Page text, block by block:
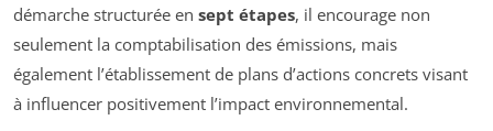
démarche structurée en sept étapes, il encourage non
seulement la comptabilisation des émissions, mais
également l’établissement de plans d’actions concrets visant
à influencer positivement l’impact environnemental.